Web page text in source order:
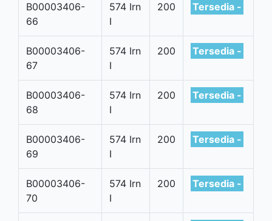
B00003406-
66
574 Irn
I
200 Tersedia -
B00003406-
67
574 Irn
I
200 Tersedia -
B00003406-
68
574 Irn
I
200 Tersedia -
B00003406-
69
574 Irn
I
200 Tersedia -
B00003406-
70
574 Irn
I
200 Tersedia -